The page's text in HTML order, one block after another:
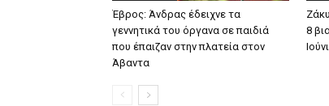
Έβρος: Άνδρας έδειχνε τα
γεννητικά του όργανα σε παιδιά
που έπαιζαν στην πλατεία στον
Άβαντα
8